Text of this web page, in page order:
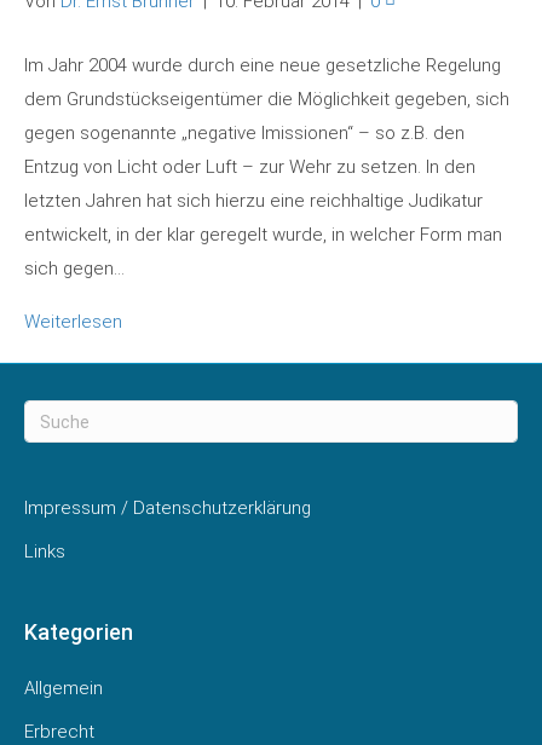
Im Jahr 2004 wurde durch eine neue gesetzliche Regelung
dem Grundstückseigentümer die Möglichkeit gegeben, sich
gegen sogenannte „negative Imissionen“ – so z.B. den
Entzug von Licht oder Luft – zur Wehr zu setzen. In den
letzten Jahren hat sich hierzu eine reichhaltige Judikatur
entwickelt, in der klar geregelt wurde, in welcher Form man
sich gegen…
Weiterlesen
Impressum / Datenschutzerklärung
Links
Kategorien
Allgemein
Erbrecht